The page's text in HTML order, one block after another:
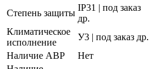
Степень защиты
IP31 | под заказ
др.
Климатическое
исполнение
У3 | под заказ др.
Наличие АВР
Нет